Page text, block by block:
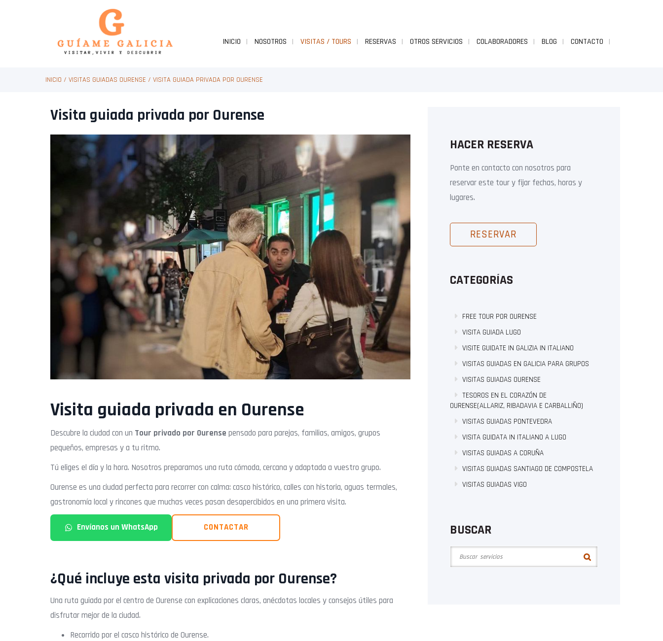
INICIO NOSOTROS VISITAS / TOURS RESERVAS OTROS SERVICIOS COLABORADORES BLOG CONTACTO
INICIO / VISITAS GUIADAS OURENSE / VISITA GUIADA PRIVADA POR OURENSE
Visita guiada privada por Ourense
Visita guiada privada en Ourense
Descubre la ciudad con un Tour privado por Ourense pensado para parejas, familias, amigos, grupos
pequeños, empresas y a tu ritmo.
Tú eliges el día y la hora. Nosotros preparamos una ruta cómoda, cercana y adaptada a vuestro grupo.
Ourense es una ciudad perfecta para recorrer con calma: casco histórico, calles con historia, aguas termales,
gastronomía local y rincones que muchas veces pasan desapercibidos en una primera visita.
Envíanos un WhatsApp CONTACTAR
¿Qué incluye esta visita privada por Ourense?
Una ruta guiada por el centro de Ourense con explicaciones claras, anécdotas locales y consejos útiles para
disfrutar mejor de la ciudad.
Recorrido por el casco histórico de Ourense.
HACER RESERVA
Ponte en contacto con nosotros para
reservar este tour y fijar fechas, horas y
lugares.
RESERVAR
CATEGORÍAS
FREE TOUR POR OURENSE
VISITA GUIADA LUGO
VISITE GUIDATE IN GALIZIA IN ITALIANO
VISITAS GUIADAS EN GALICIA PARA GRUPOS
VISITAS GUIADAS OURENSE
TESOROS EN EL CORAZÓN DE
OURENSE(ALLARIZ, RIBADAVIA E CARBALLIÑO)
VISITAS GUIADAS PONTEVEDRA
VISITA GUIDATA IN ITALIANO A LUGO
VISITAS GUIADAS A CORUÑA
VISITAS GUIADAS SANTIAGO DE COMPOSTELA
VISITAS GUIADAS VIGO
BUSCAR